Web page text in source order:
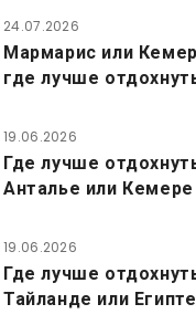
24.07.2026
Мармарис или
где лучше
19.06.2026
Где лучше
Анталье или Кемере
19.06.2026
Где лучше
Тайланде или Египте